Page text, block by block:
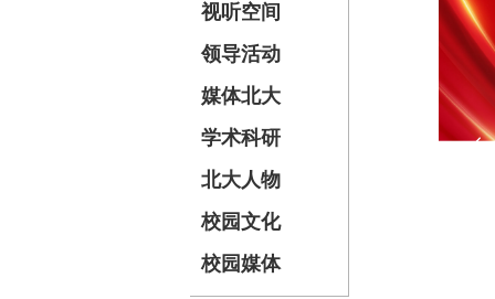
视听空间
领导活动
媒体北大
学术科研
北大人物
校园文化
校园媒体